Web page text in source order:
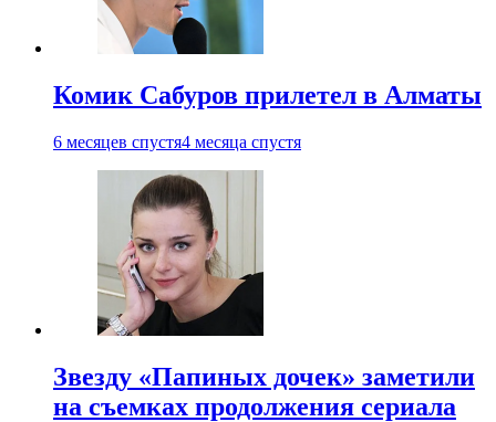
Комик Сабуров прилетел в Алматы
6 месяцев спустя4 месяца спустя
Звезду «Папиных дочек» заметили
на съемках продолжения сериала